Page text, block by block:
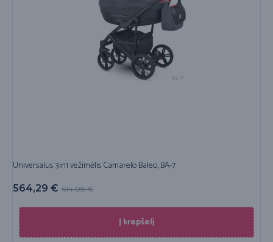
Universalus 3in1 vežimėlis Camarelo Baleo, BA-7
614,08€
564,29 €
Į krepšelį